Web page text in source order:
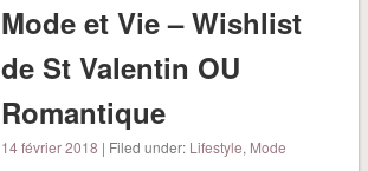
Mode et Vie – Wishlist
de St Valentin OU
Romantique
14 février 2018 | Filed under: Lifestyle, Mode